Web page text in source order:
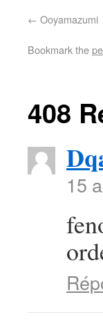
Ooyamazumi
Bookmark the
408
15